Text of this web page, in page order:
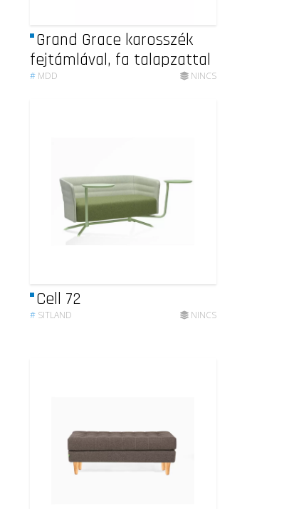
Grand Grace karosszék
fejtámlával, fa talapzattal
# MDD NINCS
Cell 72
# SITLAND NINCS